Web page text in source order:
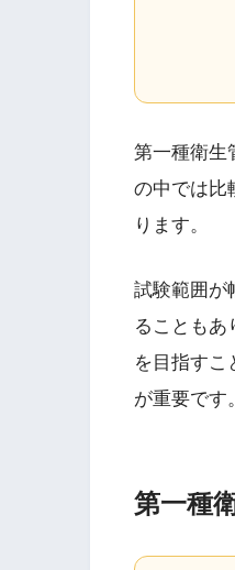
第一種衛生
の中では比
ります。
試験範囲が
ることもあ
を目指すこ
が重要です。
第一種